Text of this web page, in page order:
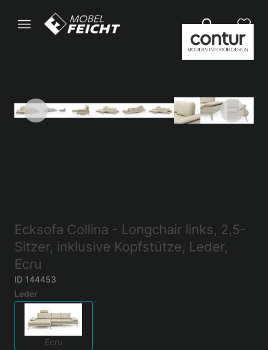
Ecksofa Collina - Longchair links, 2,5-
Sitzer, inklusive Kopfstütze, Leder,
Ecru
ID 144453
Leder
Ecru